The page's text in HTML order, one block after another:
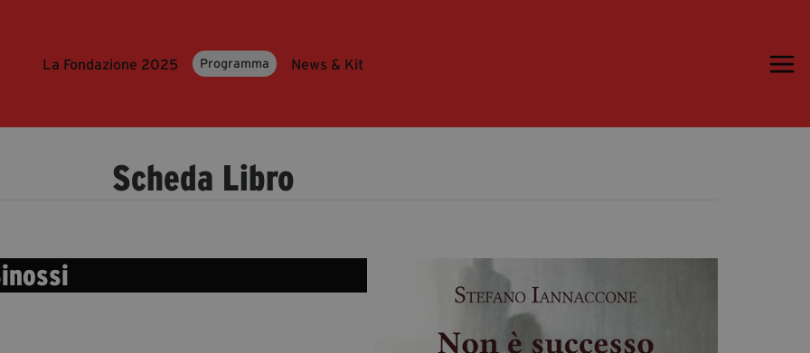
La Fondazione 2025 Programma News & Kit
Ospiti | Trame.15
News & Kit
Accrediti Stampa | Trame.15
Cartella Stampa
Rassegna Stampa
Scheda Libro